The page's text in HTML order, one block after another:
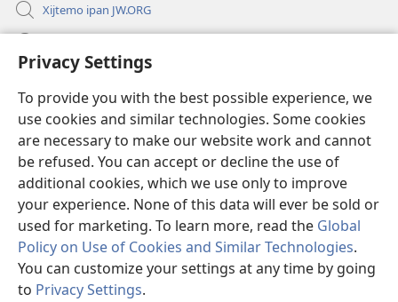
Privacy Settings
To provide you with the best possible experience, we
use cookies and similar technologies. Some cookies
are necessary to make our website work and cannot
be refused. You can accept or decline the use of
additional cookies, which we use only to improve
your experience. None of this data will ever be sold or
used for marketing. To learn more, read the Global
Policy on Use of Cookies and Similar Technologies.
You can customize your settings at any time by going
to Privacy Settings.
Xijtemo ipan JW.ORG
(opens
window)AMATLAJKUILOLI IPAN INTERNET Watchtower™
(opens
new
window)JW Hub ®
(opens
new
window)
Copyright© 2026 Watch Tower Bible and Tract Society of Pennsylvania.
KEJ MONEKI TIJTEKIUIS